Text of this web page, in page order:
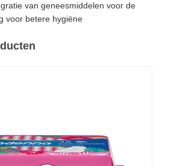
van geneesmiddelen voor de
voor betere hygiëne